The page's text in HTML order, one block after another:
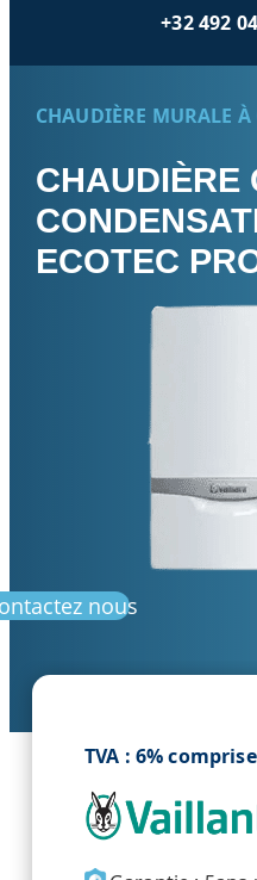
+32 492
CHAUDIÈRE MURALE
CHAUDIÈRE
ECOTEC
nous
TVA : 6% comprise